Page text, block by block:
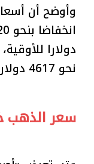
وأوضح أن
دولارا
نحو 4617 دولارا.
سعر الذهب خلال